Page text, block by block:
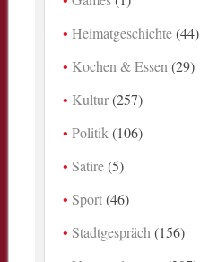
Heimatgeschichte(44)
Kochen & Essen (29)
Kultur(257)
Politik (106)
Satire(5)
Sport(46)
Stadtgespräch (156)